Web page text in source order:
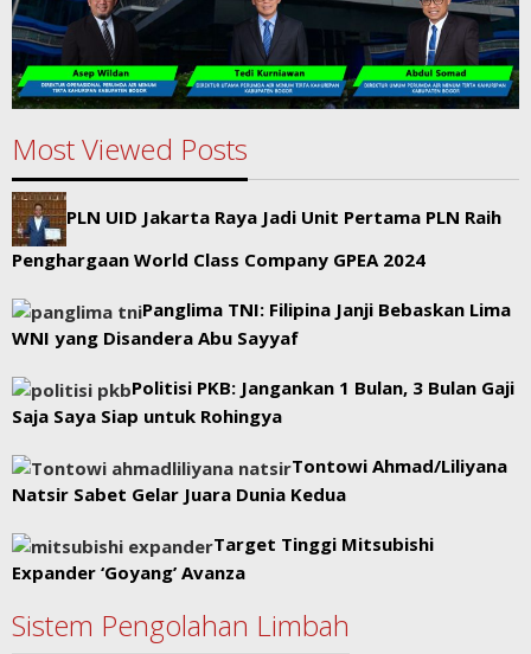
Most Viewed Posts
PLN UID Jakarta Raya Jadi Unit Pertama PLN Raih
Penghargaan World Class Company GPEA 2024
Panglima TNI: Filipina Janji Bebaskan Lima
WNI yang Disandera Abu Sayyaf
Politisi PKB: Jangankan 1 Bulan, 3 Bulan Gaji
Saja Saya Siap untuk Rohingya
Tontowi Ahmad/Liliyana
Natsir Sabet Gelar Juara Dunia Kedua
Target Tinggi Mitsubishi
Expander ‘Goyang’ Avanza
Sistem Pengolahan Limbah